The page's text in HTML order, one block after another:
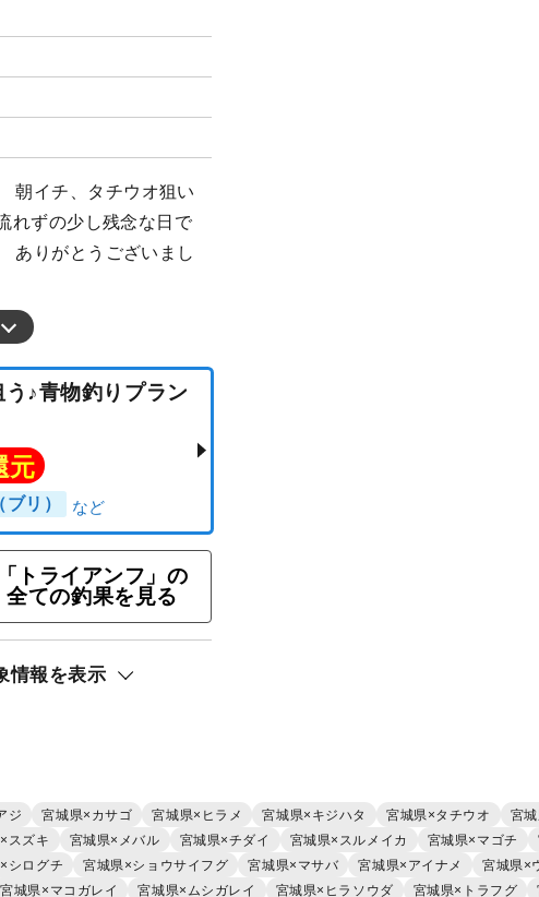
朝イチ、タチウオ狙い
れずの少し残念な日で
ありがとうございまし
狙う♪青物釣りプラン
サ（ブリ）
トライアンフ」の
全ての釣果を見る
情報を表示
ジ 宮城県×カサゴ 宮城県×ヒラメ 宮城県×キジハタ 宮城県×タチウオ 宮
スズキ
宮城県×メバル 宮城県×チダイ 宮城県×スルメイカ 宮城県×マゴチ
シログチ
宮城県×ショウサイフグ 宮城県×マサバ 宮城県×アイナメ 宮城県×
宮城県×マコガレイ
宮城県×ムシガレイ 宮城県×ヒラソウダ 宮城県×トラフグ